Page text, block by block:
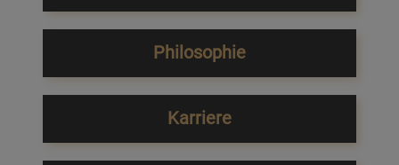
Philosophie
Karriere